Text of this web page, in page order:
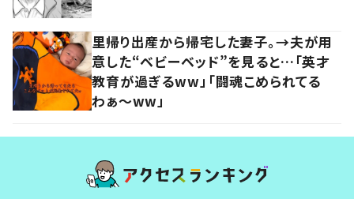
里帰り出産から帰宅した妻子。→夫が用
意した“ベビーベッド”を見ると…「英才
教育が過ぎるww」「闘魂こめられてる
わぁ～ww」